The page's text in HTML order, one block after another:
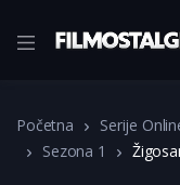
Početna Serije
Sezona 1